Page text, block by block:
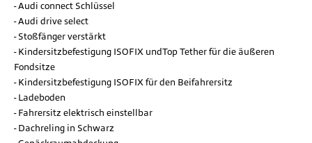
Audi connect Schlüssel
Audi drive select
Stoßfänger verstärkt
Kindersitzbefestigung ISOFIX undTop Tether für die äußeren
Fondsitze
Kindersitzbefestigung ISOFIX für den Beifahrersitz
Ladeboden
Fahrersitz elektrisch einstellbar
Dachreling in Schwarz